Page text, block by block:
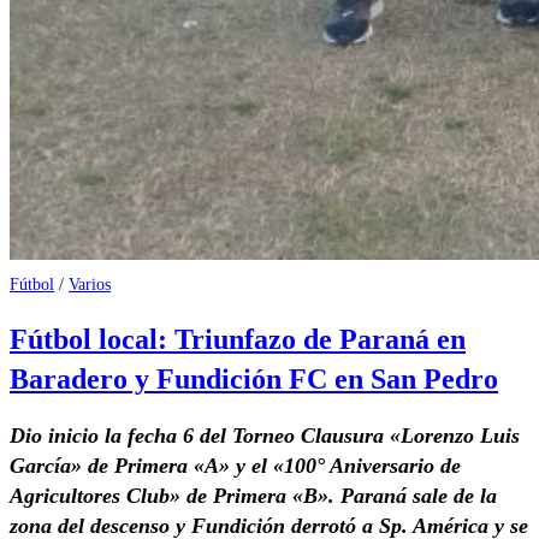
Fútbol / Varios
Fútbol local: Triunfazo de Paraná en
Baradero y Fundición FC en San Pedro
Dio inicio la fecha 6 del Torneo Clausura «Lorenzo Luis
García» de Primera «A» y el «100° Aniversario de
Agricultores Club» de Primera «B». Paraná sale de la
zona del descenso y Fundición derrotó a Sp. América y se